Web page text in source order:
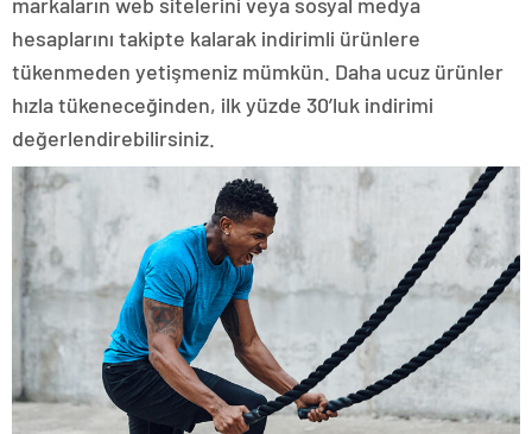
hesaplarını takipte kalarak indirimli ürünlere
tükenmeden yetişmeniz mümkün. Daha ucuz ürünler
hızla tükeneceğinden, ilk yüzde 30’luk indirimi
değerlendirebilirsiniz.